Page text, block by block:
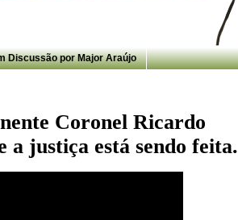
Discussão por Major Araújo
Coronel Ricardo
a justiça está sendo feita.